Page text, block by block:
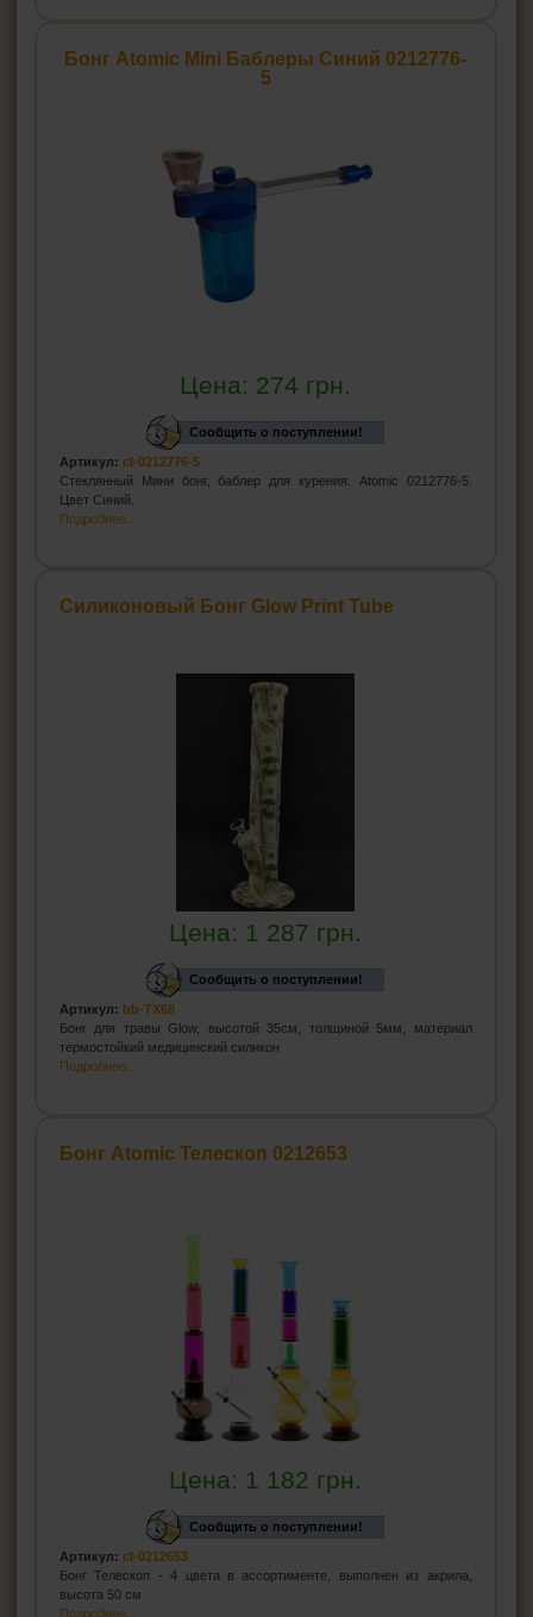
Бонг Atomic Mini Баблеры Синий 0212776-
5
Цена: 274 грн.
Сообщить о поступлении!
Артикул: cl-0212776-5
Стеклянный Мини бонг, баблер для курения. Atomic 0212776-5.
Цвет Синий.
Подробнее...
Силиконовый Бонг Glow Print Tube
Цена: 1 287 грн.
Сообщить о поступлении!
Артикул: bb-TX68
Бонг для травы Glow, высотой 35см, толщиной 5мм, материал
термостойкий медицинский силикон
Подробнее...
Бонг Atomic Телескоп 0212653
Цена: 1 182 грн.
Сообщить о поступлении!
Артикул: cl-0212653
Бонг Телескоп - 4 цвета в ассортименте, выполнен из акрила,
высота 50 см
Подробнее...